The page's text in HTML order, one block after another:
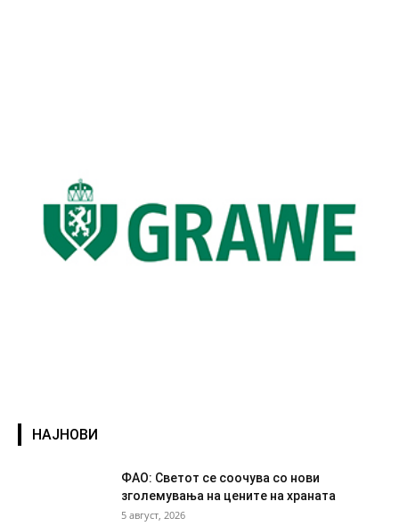
НАЈНОВИ
ФАО: Светот се соочува со нови
зголемувања на цените на храната
5 август, 2026